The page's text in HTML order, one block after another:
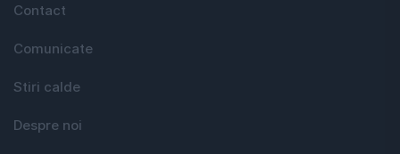
Contact
Comunicate
Stiri calde
Despre noi